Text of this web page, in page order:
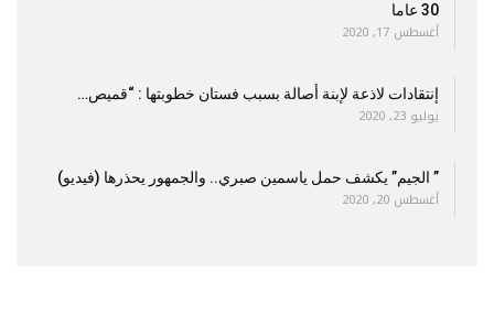
30 عاما
أغسطس 17, 2020
إنتقادات لاذعة لإبنة أصالة بسبب فستان خطوبتها : “قميص…
يوليو 23, 2020
” الجيم” يكشف حمل ياسمين صبري.. والجمهور يحذرها (فيديو)
أغسطس 20, 2020